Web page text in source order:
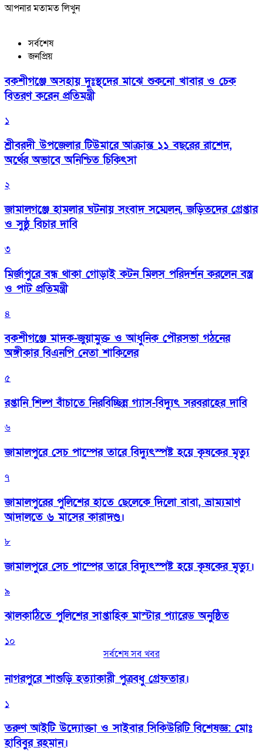
আপনার মতামত লিখুন
সর্বশেষ
জনপ্রিয়
বকশীগঞ্জে অসহায় দুঃস্থদের মাঝে শুকনো খাবার ও চেক
বিতরণ করেন প্রতিমন্ত্রী
১
শ্রীবরদী উপজেলার টিউমারে আক্রান্ত ১১ বছরের রাশেদ,
অর্থের অভাবে অনিশ্চিত চিকিৎসা
২
জামালগঞ্জে হামলার ঘটনায় সংবাদ সম্মেলন, জড়িতদের গ্রেপ্তার
ও সুষ্ঠু বিচার দাবি
৩
মির্জাপুরে বন্ধ থাকা গোড়াই কটন মিলস পরিদর্শন করলেন বস্ত্র
ও পাট প্রতিমন্ত্রী
৪
বকশীগঞ্জে মাদক-জুয়ামুক্ত ও আধুনিক পৌরসভা গঠনের
অঙ্গীকার বিএনপি নেতা শাকিলের
৫
রপ্তানি শিল্প বাঁচাতে নিরবিচ্ছিন্ন গ্যাস-বিদ্যুৎ সরবরাহের দাবি
৬
জামালপুরে সেচ পাম্পের তারে বিদ্যুৎস্পষ্ট হয়ে কৃষকের মৃত্যু
৭
জামালপুরের পুলিশের হাতে ছেলেকে দিলো বাবা, ভ্রাম্যমাণ
আদালতে ৬ মাসের কারাদণ্ড।
৮
জামালপুরে সেচ পাম্পের তারে বিদ্যুৎস্পষ্ট হয়ে কৃষকের মৃত্যু।
৯
‎ঝালকাঠিতে পুলিশের সাপ্তাহিক মাস্টার প্যারেড অনুষ্ঠিত
১০
সর্বশেষ সব খবর
নাগরপুরে শাশুড়ি হত্যাকারী পুত্রবধু গ্রেফতার।
১
তরুণ আইটি উদ্যোক্তা ও সাইবার সিকিউরিটি বিশেষজ্ঞ: মোঃ
হাবিবুর রহমান।